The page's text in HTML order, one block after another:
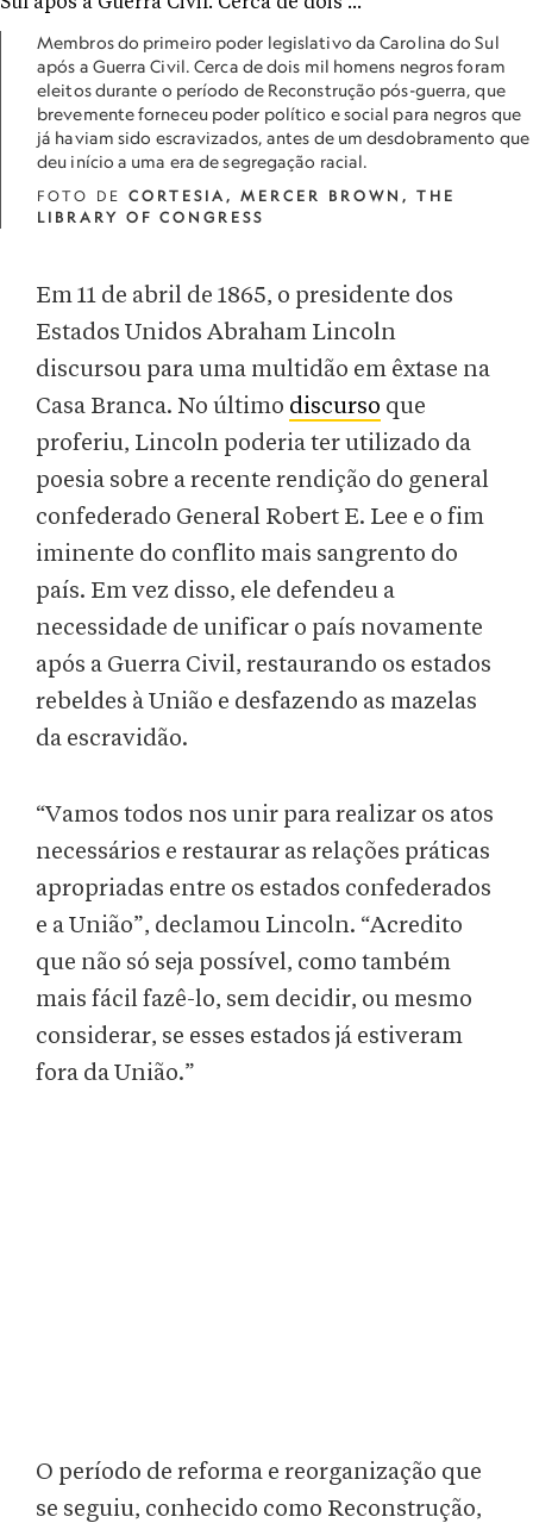
Membros do primeiro poder legislativo da Carolina do Sul
após a Guerra Civil. Cerca de dois mil homens negros foram
eleitos durante o período de Reconstrução pós-guerra, que
brevemente forneceu poder político e social para negros que
já haviam sido escravizados, antes de um desdobramento que
deu início a uma era de segregação racial.
FOTO DE CORTESIA, MERCER BROWN, THE
LIBRARY OF CONGRESS
Em 11 de abril de 1865, o presidente dos
Estados Unidos Abraham Lincoln
discursou para uma multidão em êxtase na
Casa Branca. No último discurso que
proferiu, Lincoln poderia ter utilizado da
poesia sobre a recente rendição do general
confederado General Robert E. Lee e o fim
iminente do conflito mais sangrento do
país. Em vez disso, ele defendeu a
necessidade de unificar o país novamente
após a Guerra Civil, restaurando os estados
rebeldes à União e desfazendo as mazelas
da escravidão.
“Vamos todos nos unir para realizar os atos
necessários e restaurar as relações práticas
apropriadas entre os estados confederados
e a União”, declamou Lincoln. “Acredito
que não só seja possível, como também
mais fácil fazê-lo, sem decidir, ou mesmo
considerar, se esses estados já estiveram
fora da União.”
O período de reforma e reorganização que
se seguiu, conhecido como Reconstrução,